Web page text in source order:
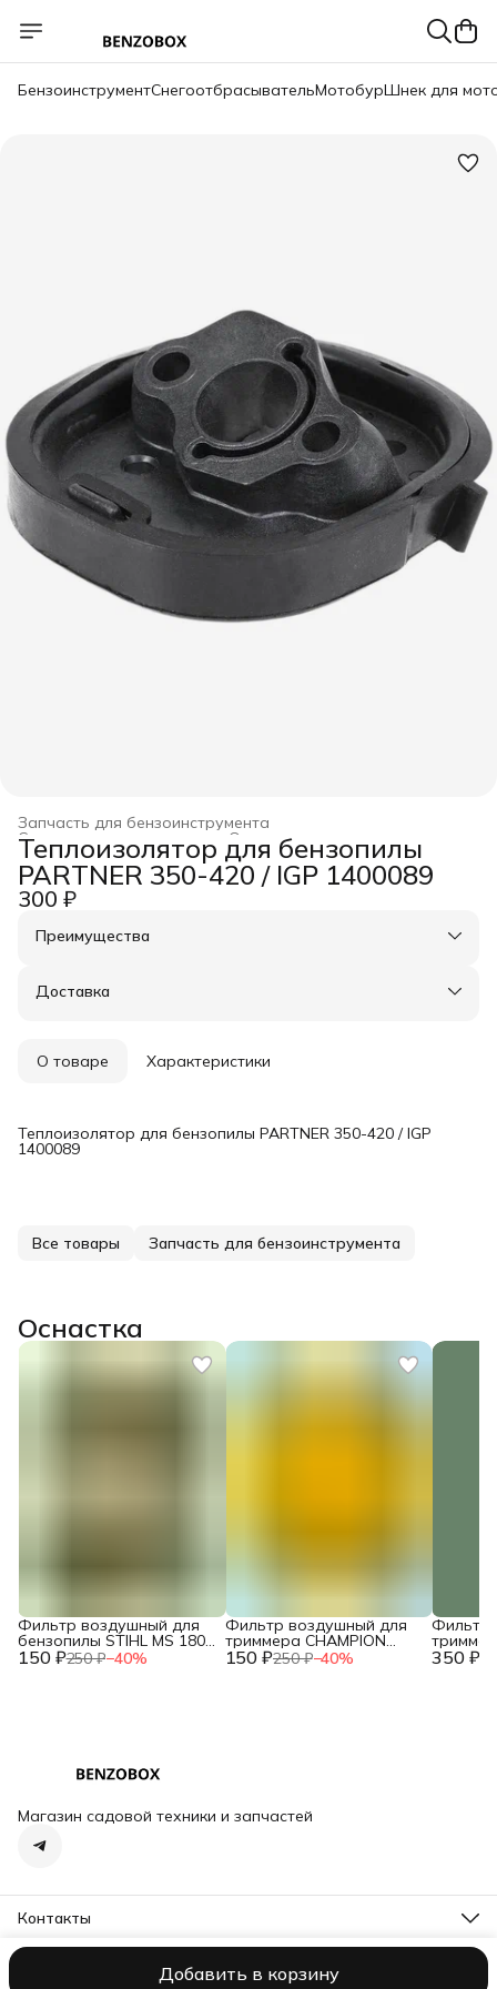
БензоинструментСнегоотбрасывательМотобурШнек для
Запчасть для бензоинструмента
Оснастка для инструмента
Строительство и ремонт
Главная ›
Теплоизолятор для бензопилы
PARTNER 350-420 / IGP 1400089
300 ₽
Добавить в корзину
Преимущества
Удобный возврат
Доставка
О товаре Характеристики
Теплоизолятор для бензопилы PARTNER 350-420 / IGP
1400089
Все товары Запчасть для бензоинструмента
Оснастка
150 ₽250 ₽−40%
Фильтр воздушный для
бензопилы STIHL MS 180
двухслойный NEW c 150 ₽250 ₽−40%
Фильтр воздушный для
триммера CHAMPION
T444S-2 / HUSQVARNA 350 ₽
Фильтр
T463S-
Магазин садовой техники и запчастей
Контакты
Адрес
ОплатаДоставкаПравила возврата